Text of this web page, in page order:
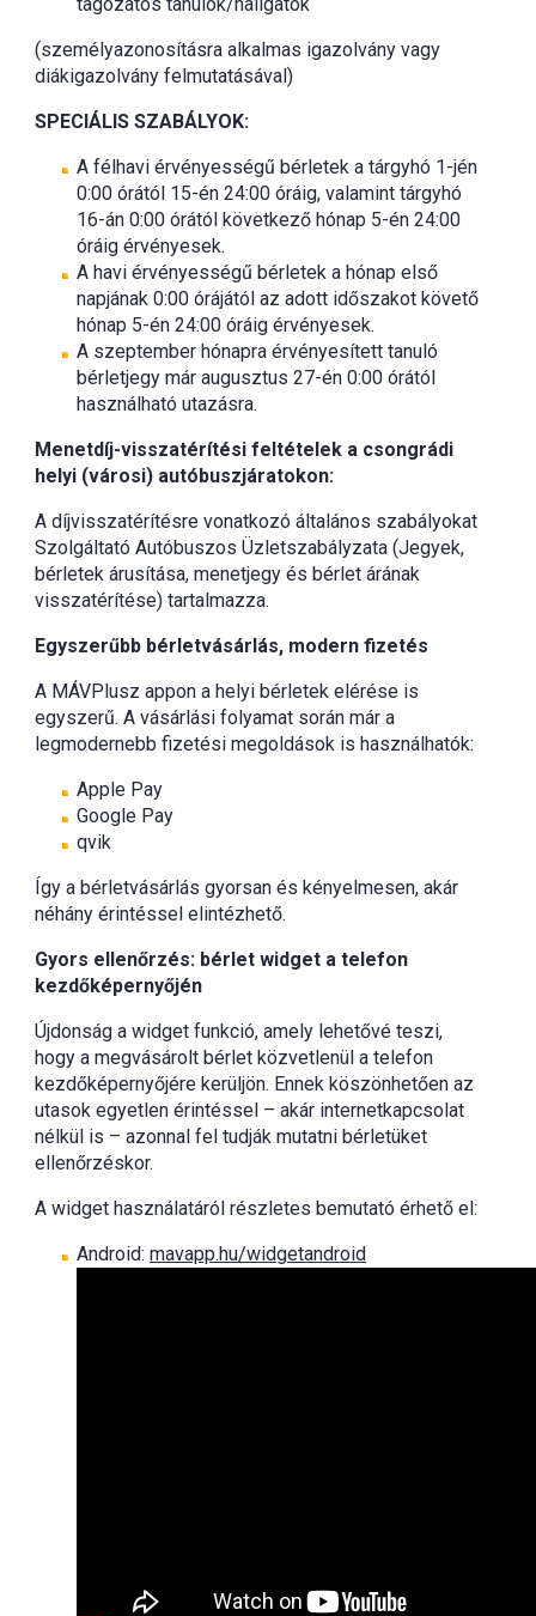
(személyazonosításra alkalmas igazolvány vagy
diákigazolvány felmutatásával)
SPECIÁLIS SZABÁLYOK:
A félhavi érvényességű bérletek a tárgyhó 1-jén
0:00 órától 15-én 24:00 óráig, valamint tárgyhó
16-án 0:00 órától következő hónap 5-én 24:00
óráig érvényesek.
A havi érvényességű bérletek a hónap első
napjának 0:00 órájától az adott időszakot követő
hónap 5-én 24:00 óráig érvényesek.
A szeptember hónapra érvényesített tanuló
bérletjegy már augusztus 27-én 0:00 órától
használható utazásra.
Menetdíj-visszatérítési feltételek a csongrádi
helyi (városi) autóbuszjáratokon:
A díjvisszatérítésre vonatkozó általános szabályokat
Szolgáltató Autóbuszos Üzletszabályzata (Jegyek,
bérletek árusítása, menetjegy és bérlet árának
visszatérítése) tartalmazza.
Egyszerűbb bérletvásárlás, modern fizetés
A MÁVPlusz appon a helyi bérletek elérése is
egyszerű. A vásárlási folyamat során már a
legmodernebb fizetési megoldások is használhatók:
Apple Pay
Google Pay
qvik
Így a bérletvásárlás gyorsan és kényelmesen, akár
néhány érintéssel elintézhető.
Gyors ellenőrzés: bérlet widget a telefon
kezdőképernyőjén
Újdonság a widget funkció, amely lehetővé teszi,
hogy a megvásárolt bérlet közvetlenül a telefon
kezdőképernyőjére kerüljön. Ennek köszönhetően az
utasok egyetlen érintéssel – akár internetkapcsolat
nélkül is – azonnal fel tudják mutatni bérletüket
ellenőrzéskor.
A widget használatáról részletes bemutató érhető el:
Android: mavapp.hu/widgetandroid